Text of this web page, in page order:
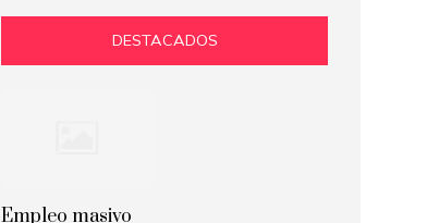
DESTACADOS
Empleo masivo